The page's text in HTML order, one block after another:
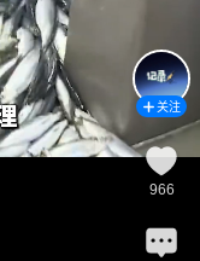
关注
966